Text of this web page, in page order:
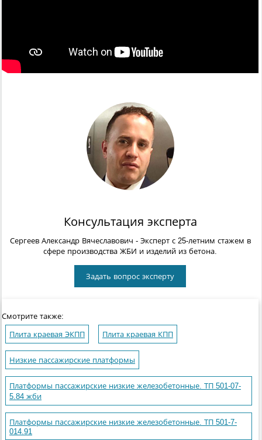
Консультация эксперта
Сергеев Александр Вячеславович - Эксперт с 25-летним стажем в
сфере производства ЖБИ и изделий из бетона.
Задать вопрос эксперту
Смотрите также:
Плита краевая ЭКПП Плита краевая КПП
Низкие пассажирские платформы
Платформы пассажирские низкие железобетонные. ТП 501-07-
5.84 жби
Платформы пассажирские низкие железобетонные. ТП 501-7-
014.91